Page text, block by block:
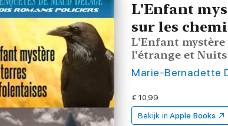
L'Enfant
sur les
L'Enfant mystère
l'étrange et
Marie-Bernadette
€ 10,99
Bekijk in Apple Books